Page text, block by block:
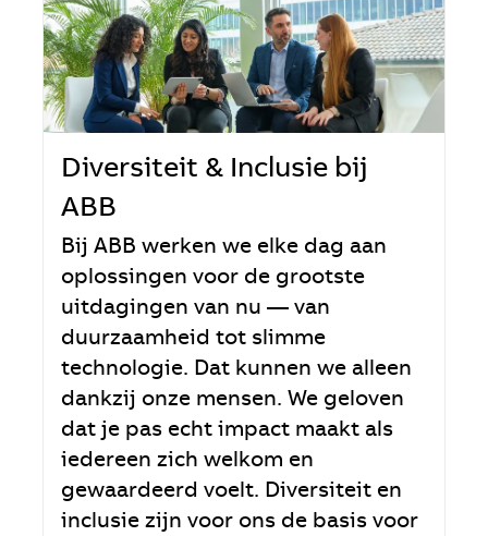
Diversiteit & Inclusie bij
ABB
Bij ABB werken we elke dag aan
oplossingen voor de grootste
uitdagingen van nu — van
duurzaamheid tot slimme
technologie. Dat kunnen we alleen
dankzij onze mensen. We geloven
dat je pas echt impact maakt als
iedereen zich welkom en
gewaardeerd voelt. Diversiteit en
inclusie zijn voor ons de basis voor